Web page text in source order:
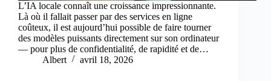
L’IA locale connaît une croissance impressionnante.
Là où il fallait passer par des services en ligne
coûteux, il est aujourd’hui possible de faire tourner
des modèles puissants directement sur son ordinateur
— pour plus de confidentialité, de rapidité et de…
Albert
avril 18, 2026